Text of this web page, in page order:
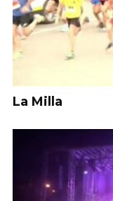
La Milla